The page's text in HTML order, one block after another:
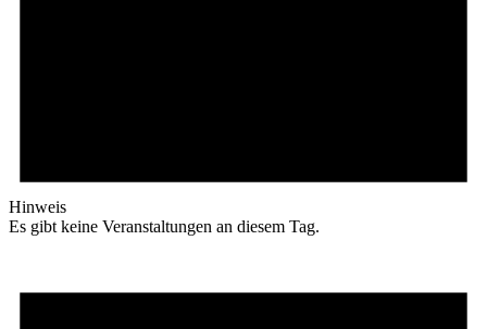
Hinweis
Es gibt keine Veranstaltungen an diesem Tag.